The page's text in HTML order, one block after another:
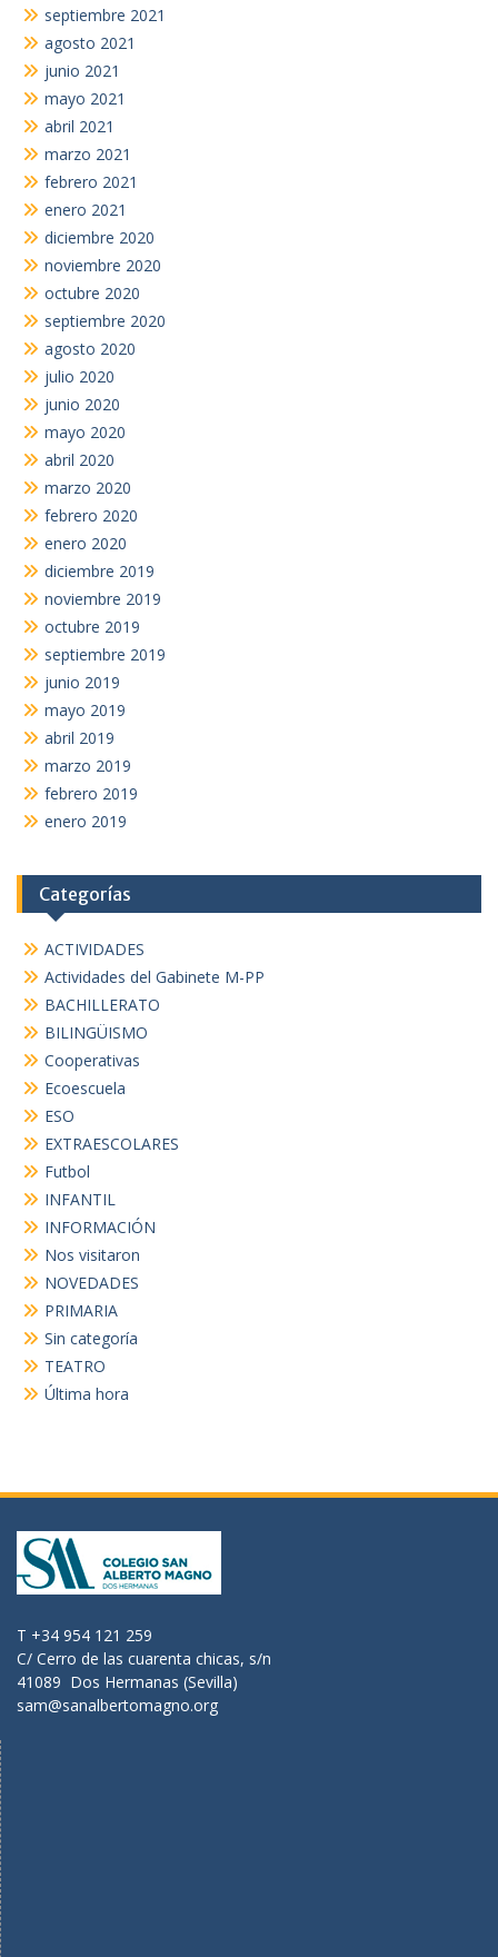
septiembre 2021
agosto 2021
junio 2021
mayo 2021
abril 2021
marzo 2021
febrero 2021
enero 2021
diciembre 2020
noviembre 2020
octubre 2020
septiembre 2020
agosto 2020
julio 2020
junio 2020
mayo 2020
abril 2020
marzo 2020
febrero 2020
enero 2020
diciembre 2019
noviembre 2019
octubre 2019
septiembre 2019
junio 2019
mayo 2019
abril 2019
marzo 2019
febrero 2019
enero 2019
Categorías
ACTIVIDADES
Actividades del Gabinete M-PP
BACHILLERATO
BILINGÜISMO
Cooperativas
Ecoescuela
ESO
EXTRAESCOLARES
Futbol
INFANTIL
INFORMACIÓN
Nos visitaron
NOVEDADES
PRIMARIA
Sin categoría
TEATRO
Última hora
T +34 954 121 259
C/ Cerro de las cuarenta chicas, s/n
41089 Dos Hermanas (Sevilla)
sam@sanalbertomagno.org